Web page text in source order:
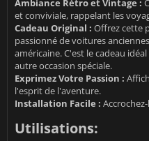
Ambiance Rétro et Vintage :
et conviviale, rappelant les
Cadeau Original : Offrez cette
passionné de voitures
américaine. C'est le cadeau
autre occasion spéciale.
Exprimez Votre Passion :
l'esprit de l'aventure.
Installation Facile :
Utilisations: